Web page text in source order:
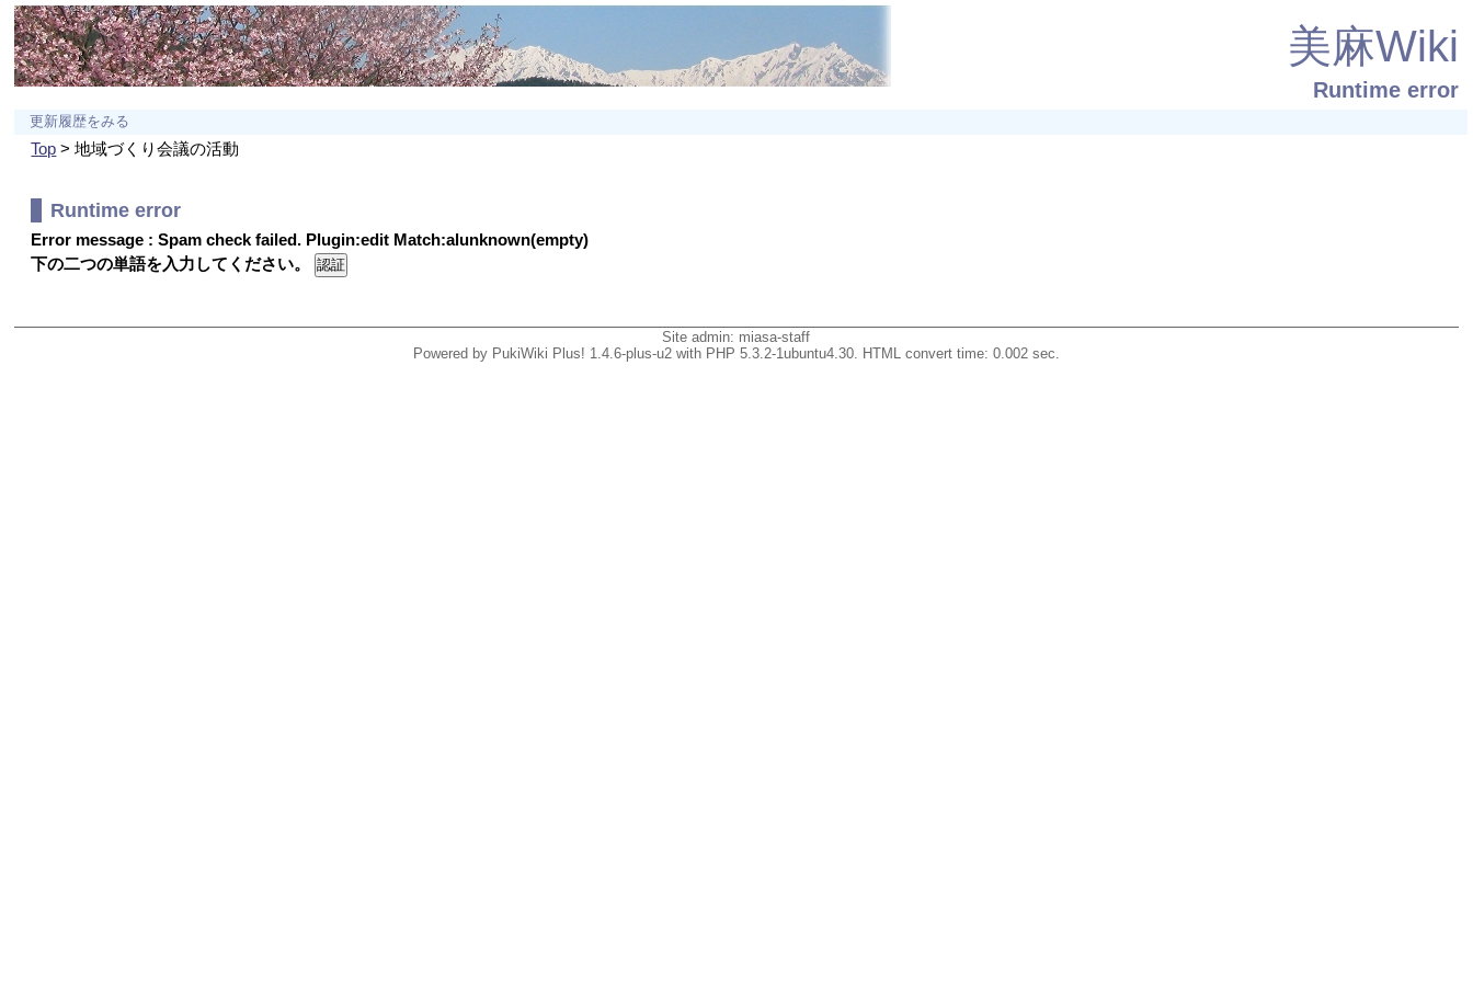
美麻Wiki
Runtime error
更新履歴をみる
Top > 地域づくり会議の活動
Runtime error
Error message : Spam check failed. Plugin:edit Match:alunknown(empty)
下の二つの単語を入力してください。
Site admin: miasa-staff
Powered by PukiWiki Plus! 1.4.6-plus-u2 with PHP 5.3.2-1ubuntu4.30. HTML convert time: 0.002 sec.